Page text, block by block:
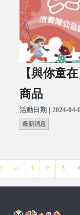
【與你童
商品
活動日期 | 2024-04-
最新消息
<< 1 2 3 4